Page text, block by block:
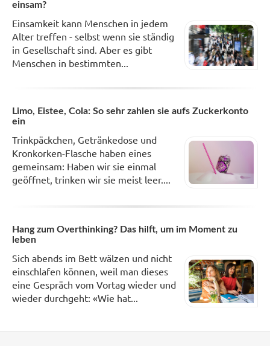
einsam?
Einsamkeit kann Menschen in jedem
Alter treffen - selbst wenn sie ständig
in Gesellschaft sind. Aber es gibt
Menschen in bestimmten...
Limo, Eistee, Cola: So sehr zahlen sie aufs Zuckerkonto
ein
Trinkpäckchen, Getränkedose und
Kronkorken-Flasche haben eines
gemeinsam: Haben wir sie einmal
geöffnet, trinken wir sie meist leer....
Hang zum Overthinking? Das hilft, um im Moment zu
leben
Sich abends im Bett wälzen und nicht
einschlafen können, weil man dieses
eine Gespräch vom Vortag wieder und
wieder durchgeht: «Wie hat...